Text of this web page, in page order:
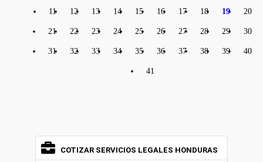
11 12 13 14 15 16 17 18 19 20
21 22 23 24 25 26 27 28 29 30
31 32 33 34 35 36 37 38 39 40
41
COTIZAR SERVICIOS LEGALES HONDURAS